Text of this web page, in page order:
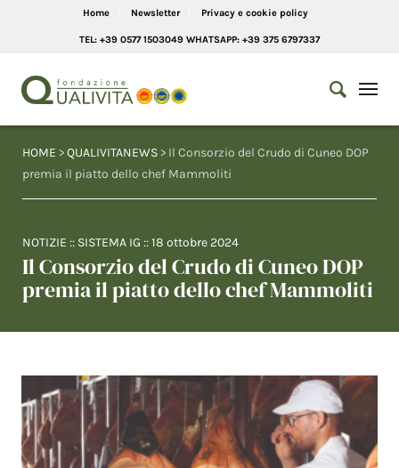
Home Newsletter Privacy e cookie policy
TEL: +39 0577 1503049 WHATSAPP: +39 375 6797337
HOME >QUALIVITANEWS > Il Consorzio del Crudo di Cuneo DOP
premia il piatto dello chef Mammoliti
NOTIZIE :: SISTEMA IG ::18 ottobre 2024
Il Consorzio del Crudo di Cuneo DOP
premia il piatto dello chef Mammoliti